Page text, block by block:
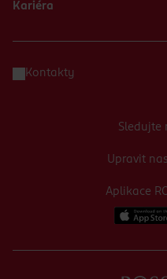
Kariéra
Kontakty
Aplikace
Sledujte
Upravit